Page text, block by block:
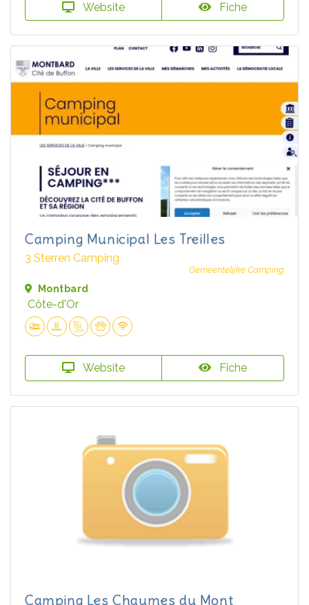
Website Fiche
Camping Municipal Les Treilles
3 Sterren Camping
Gemeentelijke Camping
Montbard
Côte-d'Or
Website Fiche
Camping Les Chaumes du Mont